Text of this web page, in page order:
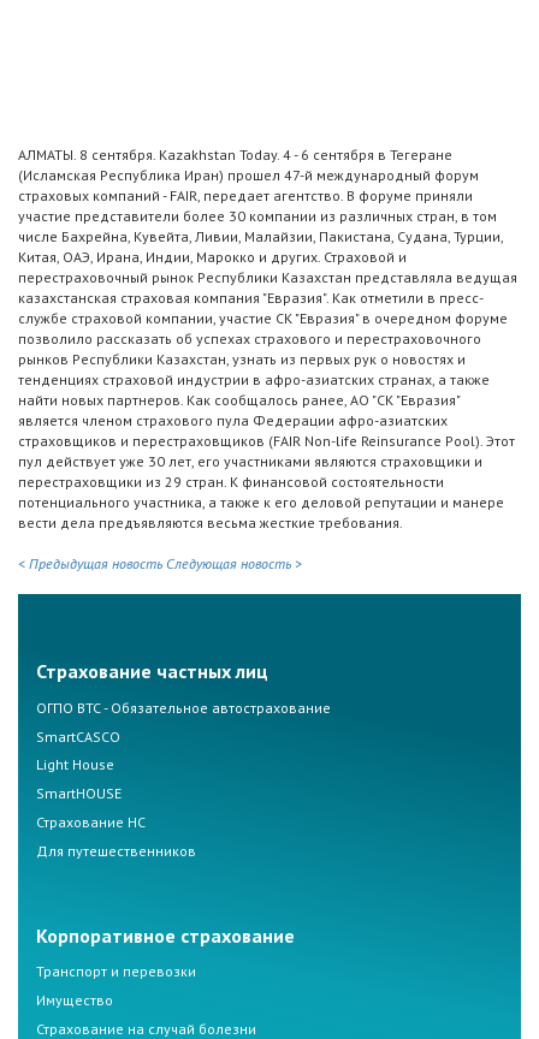
АЛМАТЫ. 8 сентября. Kazakhstan Today. 4 - 6 сентября в Тегеране
(Исламская Республика Иран) прошел 47-й международный форум
страховых компаний - FAIR, передает агентство. В форуме приняли
участие представители более 30 компании из различных стран, в том
числе Бахрейна, Кувейта, Ливии, Малайзии, Пакистана, Судана, Турции,
Китая, ОАЭ, Ирана, Индии, Марокко и других. Страховой и
перестраховочный рынок Республики Казахстан представляла ведущая
казахстанская страховая компания "Евразия". Как отметили в пресс-
службе страховой компании, участие СК "Евразия" в очередном форуме
позволило рассказать об успехах страхового и перестраховочного
рынков Республики Казахстан, узнать из первых рук о новостях и
тенденциях страховой индустрии в афро-азиатских странах, а также
найти новых партнеров. Как сообщалось ранее, АО "СК "Евразия"
является членом страхового пула Федерации афро-азиатских
страховщиков и перестраховщиков (FAIR Non-life Reinsurance Pool). Этот
пул действует уже 30 лет, его участниками являются страховщики и
перестраховщики из 29 стран. К финансовой состоятельности
потенциального участника, а также к его деловой репутации и манере
вести дела предъявляются весьма жесткие требования.
< Предыдущая новость Следующая новость >
Страхование частных лиц
ОГПО ВТС - Обязательное автострахование
SmartCASCO
Light House
SmartHOUSE
Страхование НС
Для путешественников
Корпоративное страхование
Транспорт и перевозки
Имущество
Страхование на случай болезни